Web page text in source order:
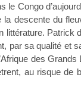
Congo
descente du
littérature. Patrick
par sa qualité et
des Grands
au risque de